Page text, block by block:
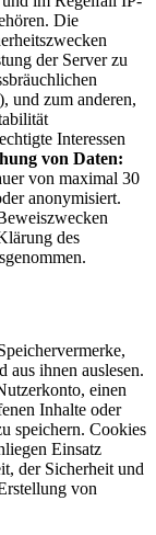
Die
der Server zu
und zum anderen,
Interessen
von Daten:
von maximal 30
anonymisiert.
des
aus ihnen auslesen.
einen
Inhalte oder
speichern. Cookies
Einsatz
der Sicherheit und
von